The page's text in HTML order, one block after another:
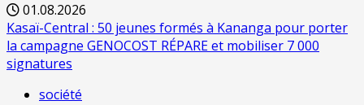
01.08.2026
Kasaï-Central : 50 jeunes formés à Kananga pour porter
la campagne GENOCOST RÉPARE et mobiliser 7 000
signatures
société